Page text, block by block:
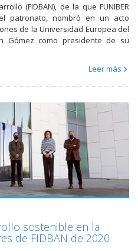
(FIDBAN), de la que FUNIBER
patronato, nombró en un acto
de la Universidad Europea del
Gómez como presidente de su
Leer más
sostenible en la
de FIDBAN de 2020